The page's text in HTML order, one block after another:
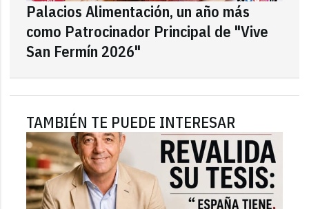
Palacios Alimentación, un año más
como Patrocinador Principal de "Vive
San Fermín 2026"
TAMBIÉN TE PUEDE INTERESAR